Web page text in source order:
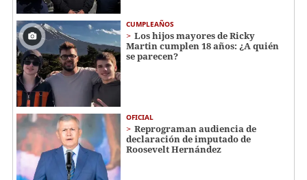
CUMPLEAÑOS
Los hijos mayores de Ricky
Martin cumplen 18 años: ¿A quién
se parecen?
OFICIAL
Reprograman audiencia de
declaración de imputado de
Roosevelt Hernández